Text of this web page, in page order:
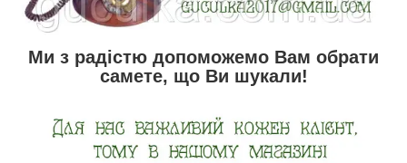
Ми з радістю допоможемо Вам обрати
самете, що Ви шукали!